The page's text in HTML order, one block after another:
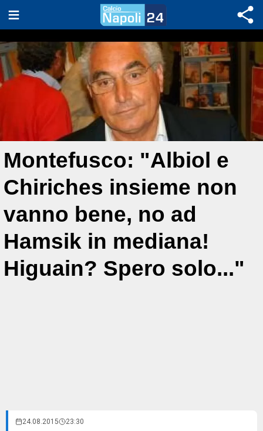
Montefusco: "Albiol e
Chiriches insieme non
vanno bene, no ad
Hamsik in mediana!
Higuain? Spero solo..."
24.08.2015 23:30